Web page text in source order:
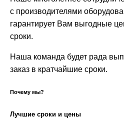
с производителями
гарантирует Вам выгодные
сроки.
Наша команда будет рада
заказ в кратчайшие сроки.
Почему мы?
Лучшие сроки и цены